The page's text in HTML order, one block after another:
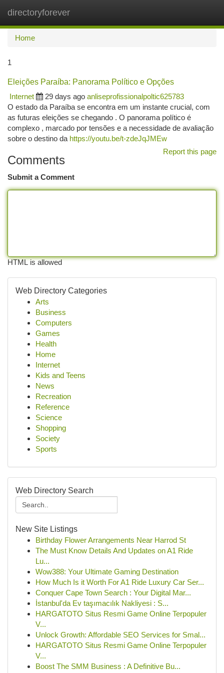
directoryforever
Home
1
Eleições Paraíba: Panorama Político e Opções
Internet
29 days ago anliseprofissionalpoltic625783
O estado da Paraíba se encontra em um instante crucial, com
as futuras eleições se chegando . O panorama político é
complexo , marcado por tensões e a necessidade de avaliação
sobre o destino da https://youtu.be/t-zdeJqJMEw
Report this page
Comments
Submit a Comment
HTML is allowed
Web Directory Categories
Arts
Business
Computers
Games
Health
Home
Internet
Kids and Teens
News
Recreation
Reference
Science
Shopping
Society
Sports
Web Directory Search
New Site Listings
Birthday Flower Arrangements Near Harrod St
The Must Know Details And Updates on A1 Ride
Lu...
Wow388: Your Ultimate Gaming Destination
How Much Is it Worth For A1 Ride Luxury Car Ser...
Conquer Cape Town Search : Your Digital Mar...
İstanbul'da Ev taşımacılık Nakliyesi : S...
HARGATOTO Situs Resmi Game Online Terpopuler
V...
Unlock Growth: Affordable SEO Services for Smal...
HARGATOTO Situs Resmi Game Online Terpopuler
V...
Boost The SMM Business : A Definitive Bu...